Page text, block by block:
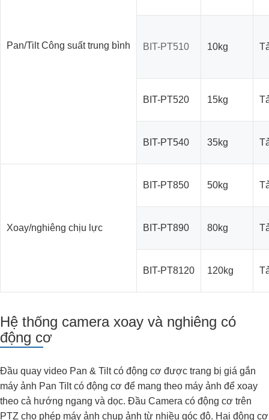
Pan/Tilt Công suất trung bình BIT-PT510 10kg
BIT-PT520 15kg
BIT-PT540 35kg
Xoay/nghiêng chịu lực
BIT-PT850 50kg
BIT-PT890 80kg
BIT-PT8120 120kg
Hệ thống camera xoay và nghiêng có
động cơ
Đầu quay video Pan & Tilt có động cơ được trang bị giá gắn
máy ảnh Pan Tilt có động cơ để mang theo máy ảnh để xoay
theo cả hướng ngang và dọc. Đầu Camera có động cơ trên
PTZ cho phép máy ảnh chụp ảnh từ nhiều góc độ. Hai động cơ